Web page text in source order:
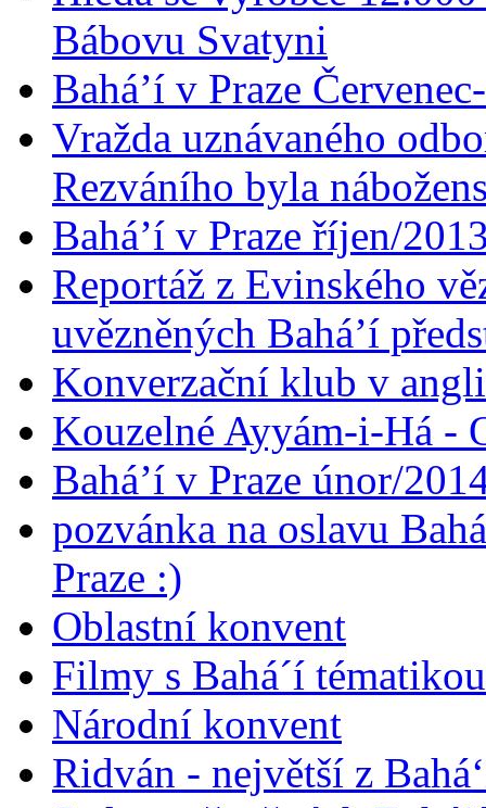
Bábovu Svatyni
Bahá’í v Praze
Vražda uznávaného
Rezváního byla
Bahá’í v Praze říjen/
Reportáž z Evinského
uvězněných Bahá’í
Konverzační klub v
Kouzelné Ayyám-i-Há -
Bahá’í v Praze únor/
pozvánka na oslavu
Praze :)
Oblastní konvent
Filmy s Bahá´í
Národní konvent
Ridván - největší z